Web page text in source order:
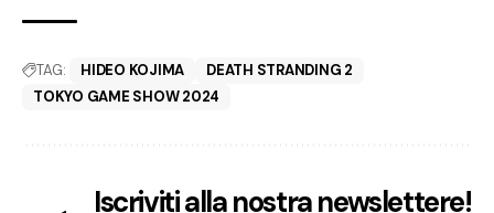
TAG: HIDEO KOJIMA
DEATH STRANDING 2
TOKYO GAME SHOW 2024
Iscriviti alla nostra newslettere!